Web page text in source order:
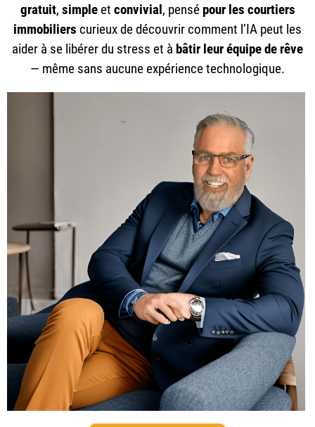
gratuit, simple et convivial, pensé pour les courtiers
immobiliers curieux de découvrir comment l’IA peut les
aider à se libérer du stress et à bâtir leur équipe de rêve
— même sans aucune expérience technologique.